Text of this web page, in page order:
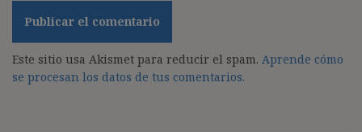
Este sitio usa Akismet para reducir el spam. Aprende cómo
se procesan los datos de tus comentarios.